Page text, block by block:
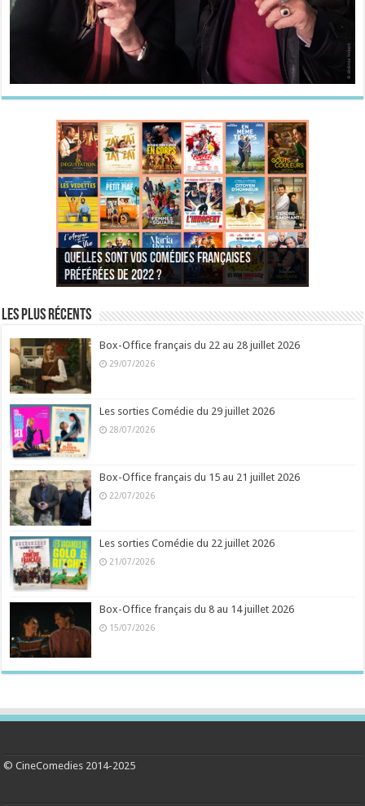
Quelles sont vos comédies françaises
préférées de 2022 ?
Quel est votre personnage préféré du Père
Noël est une ordure ?
Quelles sont vos comédies françaises
préférées de 2021 ?
Quel est votre « Gendarme » préféré ?
Quels sont vos 3 comédies de Jean-Marie Poiré
préférées ?
Quel est votre « Tati » préféré ?
Quel est votre « bronzé » préféré ?
Les plus récents
Box-Office français du 22 au 28 juillet 2026
29/07/2026
Les sorties Comédie du 29 juillet 2026
28/07/2026
Box-Office français du 15 au 21 juillet 2026
22/07/2026
Les sorties Comédie du 22 juillet 2026
21/07/2026
Box-Office français du 8 au 14 juillet 2026
15/07/2026
© CineComedies 2014-2025